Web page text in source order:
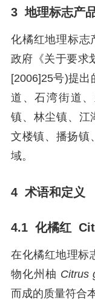
3 地理标志产
化橘红地理标志
政府《关于要求
[2006]25号)提
道、石湾街道
镇、林尘镇、江
文楼镇、播扬镇
域。
4 术语和定义
4.1 化橘红
在化橘红地理标
物化州柚 Citrus
而成的质量符合